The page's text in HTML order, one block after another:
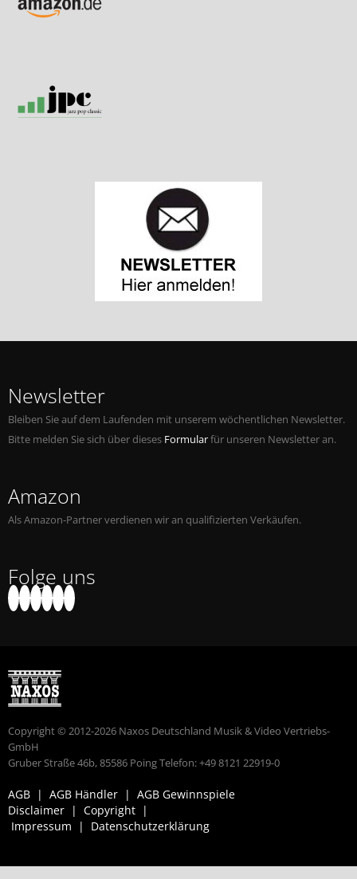
Newsletter
Bleiben Sie auf dem Laufenden mit unserem wöchentlichen Newsletter.
Bitte melden Sie sich über dieses Formularfür unseren Newsletter an.
Amazon
Als Amazon-Partner verdienen wir an qualifizierten Verkäufen.
Folge uns
Copyright © 2012-2026 Naxos Deutschland Musik & Video Vertriebs-
GmbH
Gruber Straße 46b, 85586 Poing Telefon: +49 8121 22919-0
AGB | AGB Händler | AGB Gewinnspiele
Disclaimer | Copyright |
Impressum
| Datenschutzerklärung